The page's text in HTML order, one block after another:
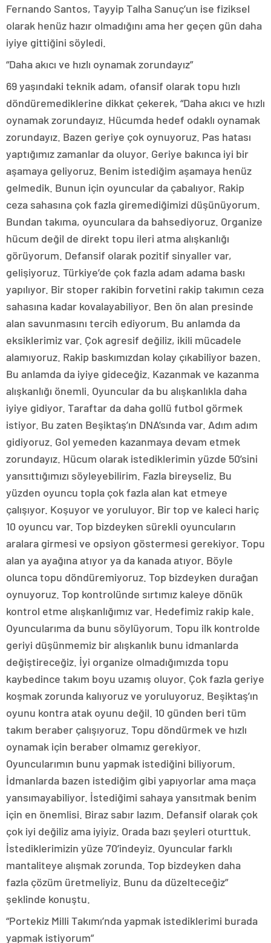
Fernando Santos, Tayyip Talha Sanuç’un ise fiziksel
olarak henüz hazır olmadığını ama her geçen gün daha
iyiye gittiğini söyledi.
“Daha akıcı ve hızlı oynamak zorundayız”
69 yaşındaki teknik adam, ofansif olarak topu hızlı
döndüremediklerine dikkat çekerek, “Daha akıcı ve hızlı
oynamak zorundayız. Hücumda hedef odaklı oynamak
zorundayız. Bazen geriye çok oynuyoruz. Pas hatası
yaptığımız zamanlar da oluyor. Geriye bakınca iyi bir
aşamaya geliyoruz. Benim istediğim aşamaya henüz
gelmedik. Bunun için oyuncular da çabalıyor. Rakip
ceza sahasına çok fazla giremediğimizi düşünüyorum.
Bundan takıma, oyunculara da bahsediyoruz. Organize
hücum değil de direkt topu ileri atma alışkanlığı
görüyorum. Defansif olarak pozitif sinyaller var,
gelişiyoruz. Türkiye’de çok fazla adam adama baskı
yapılıyor. Bir stoper rakibin forvetini rakip takımın ceza
sahasına kadar kovalayabiliyor. Ben ön alan presinde
alan savunmasını tercih ediyorum. Bu anlamda da
eksiklerimiz var. Çok agresif değiliz, ikili mücadele
alamıyoruz. Rakip baskımızdan kolay çıkabiliyor bazen.
Bu anlamda da iyiye gideceğiz. Kazanmak ve kazanma
alışkanlığı önemli. Oyuncular da bu alışkanlıkla daha
iyiye gidiyor. Taraftar da daha gollü futbol görmek
istiyor. Bu zaten Beşiktaş’ın DNA’sında var. Adım adım
gidiyoruz. Gol yemeden kazanmaya devam etmek
zorundayız. Hücum olarak istediklerimin yüzde 50’sini
yansıttığımızı söyleyebilirim. Fazla bireyseliz. Bu
yüzden oyuncu topla çok fazla alan kat etmeye
çalışıyor. Koşuyor ve yoruluyor. Bir top ve kaleci hariç
10 oyuncu var. Top bizdeyken sürekli oyuncuların
aralara girmesi ve opsiyon göstermesi gerekiyor. Topu
alan ya ayağına atıyor ya da kanada atıyor. Böyle
olunca topu döndüremiyoruz. Top bizdeyken durağan
oynuyoruz. Top kontrolünde sırtımız kaleye dönük
kontrol etme alışkanlığımız var. Hedefimiz rakip kale.
Oyuncularıma da bunu söylüyorum. Topu ilk kontrolde
geriyi düşünmemiz bir alışkanlık bunu idmanlarda
değiştireceğiz. İyi organize olmadığımızda topu
kaybedince takım boyu uzamış oluyor. Çok fazla geriye
koşmak zorunda kalıyoruz ve yoruluyoruz. Beşiktaş’ın
oyunu kontra atak oyunu değil. 10 günden beri tüm
takım beraber çalışıyoruz. Topu döndürmek ve hızlı
oynamak için beraber olmamız gerekiyor.
Oyuncularımın bunu yapmak istediğini biliyorum.
İdmanlarda bazen istediğim gibi yapıyorlar ama maça
yansımayabiliyor. İstediğimi sahaya yansıtmak benim
için en önemlisi. Biraz sabır lazım. Defansif olarak çok
çok iyi değiliz ama iyiyiz. Orada bazı şeyleri oturttuk.
İstediklerimizin yüze 70’indeyiz. Oyuncular farklı
mantaliteye alışmak zorunda. Top bizdeyken daha
fazla çözüm üretmeliyiz. Bunu da düzelteceğiz”
şeklinde konuştu.
“Portekiz Milli Takımı’nda yapmak istediklerimi burada
yapmak istiyorum”